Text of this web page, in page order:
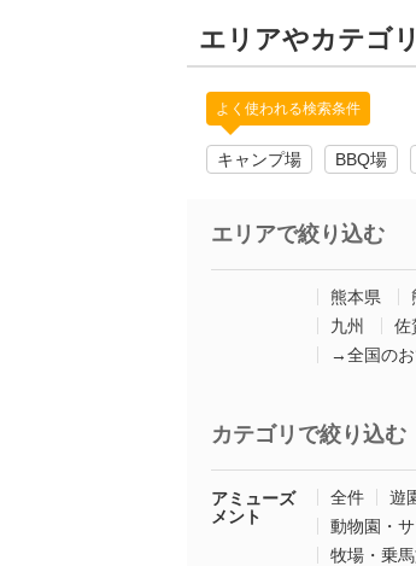
エリアやカテゴ
よく使われる検索条件
キャンプ場 BBQ場
エリアで絞り込む
熊本県
九州
佐
→全国のお
カテゴリで絞り込む
アミューズ
メント
全件 遊
動物園・
牧場・乗